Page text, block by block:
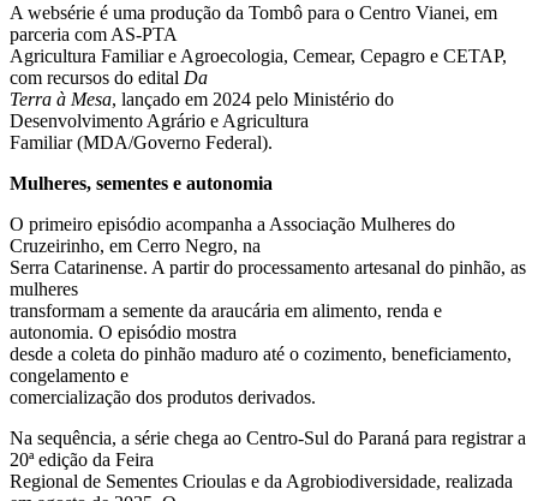
A websérie é uma produção da Tombô para o Centro Vianei, em
parceria com AS-PTA
Agricultura Familiar e Agroecologia, Cemear, Cepagro e CETAP,
com recursos do edital Da
Terra à Mesa, lançado em 2024 pelo Ministério do
Desenvolvimento Agrário e Agricultura
Familiar (MDA/Governo Federal).
Mulheres, sementes e autonomia
O primeiro episódio acompanha a Associação Mulheres do
Cruzeirinho, em Cerro Negro, na
Serra Catarinense. A partir do processamento artesanal do pinhão, as
mulheres
transformam a semente da araucária em alimento, renda e
autonomia. O episódio mostra
desde a coleta do pinhão maduro até o cozimento, beneficiamento,
congelamento e
comercialização dos produtos derivados.
Na sequência, a série chega ao Centro-Sul do Paraná para registrar a
20ª edição da Feira
Regional de Sementes Crioulas e da Agrobiodiversidade, realizada